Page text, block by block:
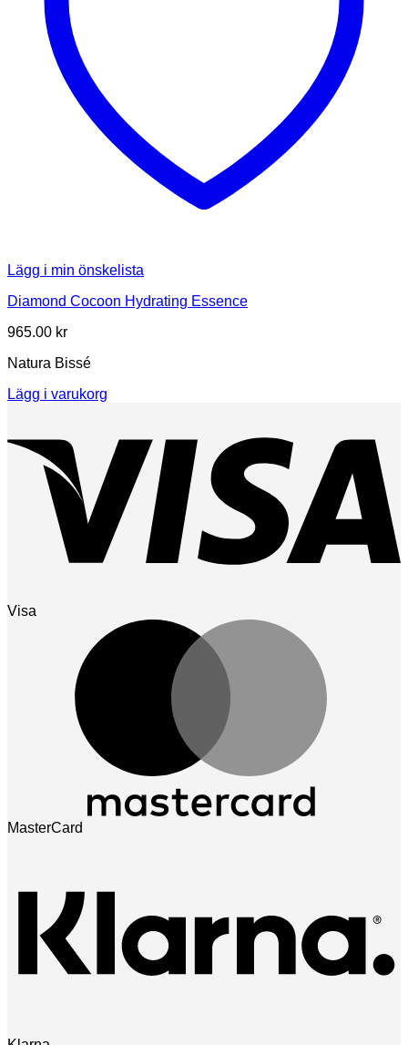
Lägg i min önskelista
Diamond Cocoon Hydrating Essence
965.00 kr
Natura Bissé
Lägg i varukorg
Visa
MasterCard